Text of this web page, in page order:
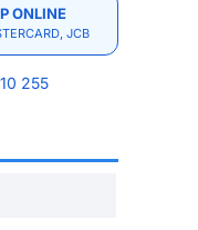
ONLINE
JCB
255